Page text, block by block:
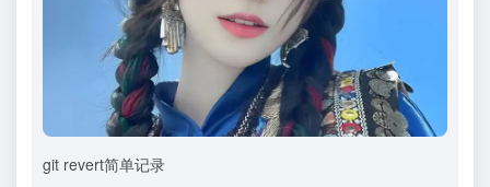
git revert简单记录